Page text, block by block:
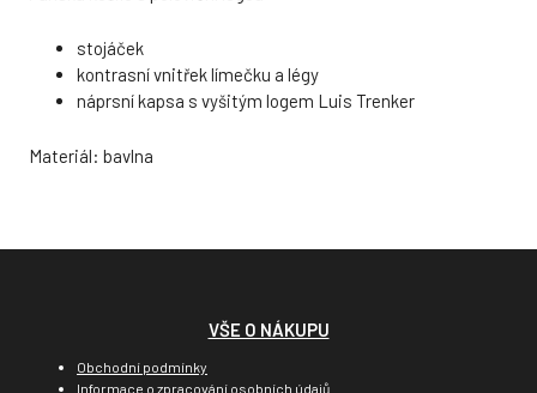
stojáček
kontrasní vnitřek límečku a légy
náprsní kapsa s vyšitým logem Luis Trenker
Materiál: bavlna
VŠE O NÁKUPU
Obchodní podmínky
Informace o zpracování osobních údajů